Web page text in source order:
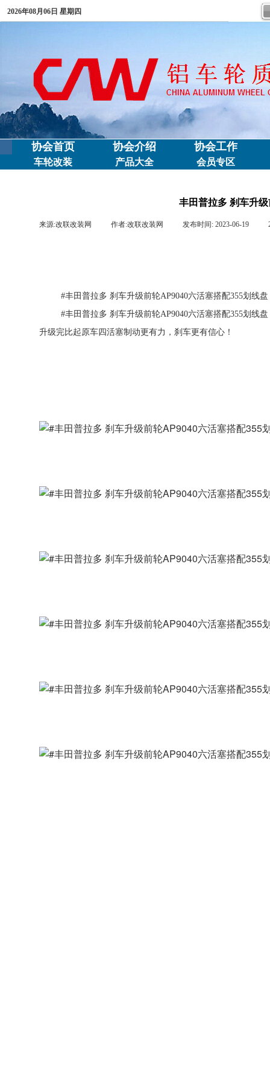
2026年08月06日 星期四
协会首页 协会介绍 协会工作
车轮改装 产品大全 会员专区
丰田普拉多 刹车升
来源:改联改装网 作者:改联改装网 发布时间: 2023-06-19
#丰田普拉多 刹车升级前轮AP9040六活塞搭配355划线盘
#丰田普拉多 刹车升级前轮AP9040六活塞搭配355划线
升级完比起原车四活塞制动更有力，刹车更有信心！